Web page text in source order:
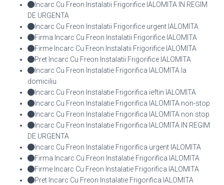
Incarc Cu Freon Instalatii Frigorifice IALOMITA IN REGIM
DE URGENTA
Incarc Cu Freon Instalatii Frigorifice urgent IALOMITA
Firma Incarc Cu Freon Instalatii Frigorifice IALOMITA
Firme Incarc Cu Freon Instalatii Frigorifice IALOMITA
Pret Incarc Cu Freon Instalatii Frigorifice IALOMITA
Incarc Cu Freon Instalatie Frigorifica IALOMITA la
domiciliu
Incarc Cu Freon Instalatie Frigorifica ieftin IALOMITA
Incarc Cu Freon Instalatie Frigorifica IALOMITA non-stop
Incarc Cu Freon Instalatie Frigorifica IALOMITA non stop
Incarc Cu Freon Instalatie Frigorifica IALOMITA IN REGIM
DE URGENTA
Incarc Cu Freon Instalatie Frigorifica urgent IALOMITA
Firma Incarc Cu Freon Instalatie Frigorifica IALOMITA
Firme Incarc Cu Freon Instalatie Frigorifica IALOMITA
Pret Incarc Cu Freon Instalatie Frigorifica IALOMITA